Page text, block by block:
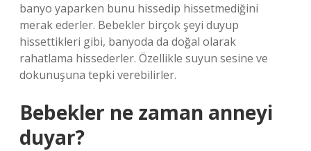
banyo yaparken bunu hissedip hissetmediğini
merak ederler. Bebekler birçok şeyi duyup
hissettikleri gibi, banyoda da doğal olarak
rahatlama hissederler. Özellikle suyun sesine ve
dokunuşuna tepki verebilirler.
Bebekler ne zaman anneyi
duyar?